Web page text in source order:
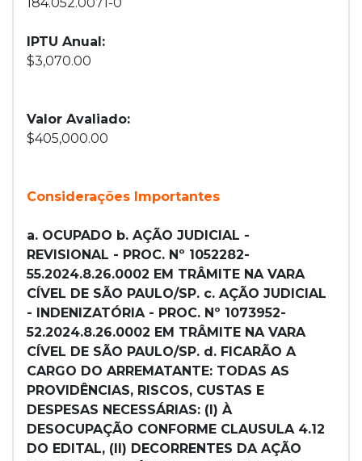
IPTU Anual:
$3,070.00
Valor Avaliado:
$405,000.00
Considerações Importantes
a. OCUPADO b. AÇÃO JUDICIAL -
REVISIONAL - PROC. Nº 1052282-
55.2024.8.26.0002 EM TRÂMITE NA VARA
CÍVEL DE SÃO PAULO/SP. c. AÇÃO JUDICIAL
- INDENIZATÓRIA - PROC. Nº 1073952-
52.2024.8.26.0002 EM TRÂMITE NA VARA
CÍVEL DE SÃO PAULO/SP. d. FICARÃO A
CARGO DO ARREMATANTE: TODAS AS
PROVIDÊNCIAS, RISCOS, CUSTAS E
DESPESAS NECESSÁRIAS: (I) À
DESOCUPAÇÃO CONFORME CLAUSULA 4.12
DO EDITAL, (II) DECORRENTES DA AÇÃO